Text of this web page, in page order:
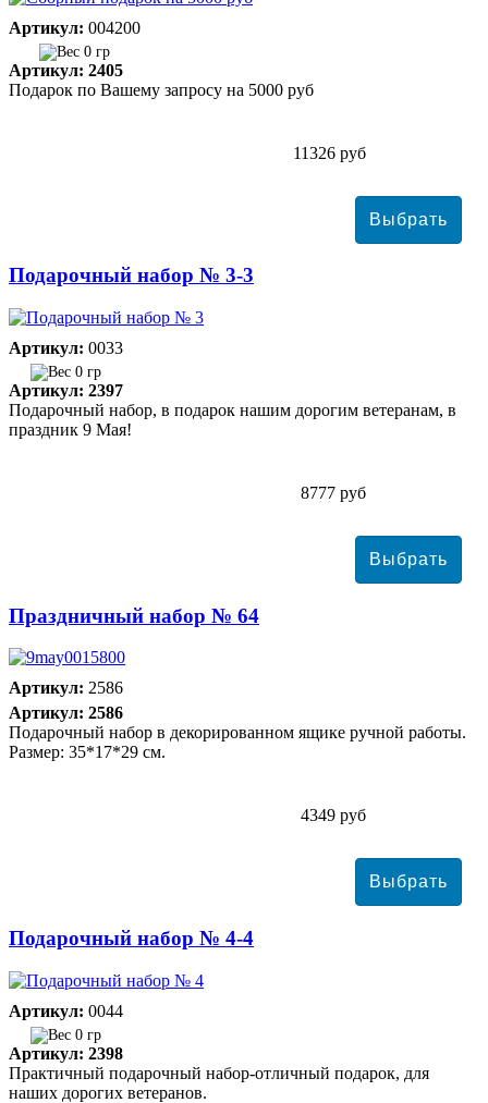
Артикул: 004200
0 гр
Артикул: 2405
Подарок по Вашему запросу на 5000 руб
11326 руб
Подарочный набор № 3-3
Артикул: 0033
0 гр
Артикул: 2397
Подарочный набор, в подарок нашим дорогим ветеранам, в
праздник 9 Мая!
8777 руб
Праздничный набор № 64
Артикул: 2586
Артикул: 2586
Подарочный набор в декорированном ящике ручной работы.
Размер: 35*17*29 см.
4349 руб
Подарочный набор № 4-4
Артикул: 0044
0 гр
Артикул: 2398
Практичный подарочный набор-отличный подарок, для
наших дорогих ветеранов.